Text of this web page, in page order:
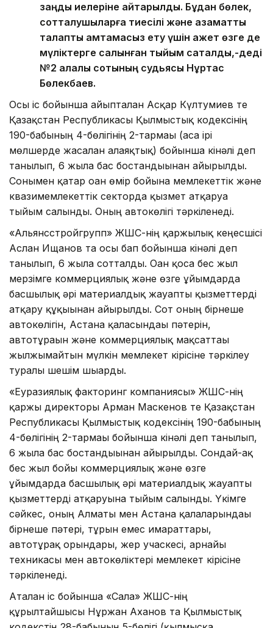
заңды иелеріне қайтарылды. Бұдан бөлек,
сотталушыларға тиесілі және азаматтық
талапты қамтамасыз ету үшін қажет өзге де
мүліктерге салынған тыйым сақталды,-деді
№2 қалалық сотының судьясы Нұртас
Бөлекбаев.
Осы іс бойынша айыпталған Асқар Күлтумиев те
Қазақстан Республикасы Қылмыстық кодексінің
190-бабының 4-бөлігінің 2-тармағы (аса ірі
мөлшерде жасалған алаяқтық) бойынша кінәлі деп
танылып, 6 жылға бас бостандығынан айырылды.
Сонымен қатар оған өмір бойына мемлекеттік және
квазимемлекеттік секторда қызмет атқаруға
тыйым салынды. Оның автокөлігі тәркіленеді.
«Альянсстройгрупп» ЖШС-нің қаржылық кеңесшісі
Аслан Ищанов та осы бап бойынша кінәлі деп
танылып, 6 жылға сотталды. Оған қоса бес жыл
мерзімге коммерциялық және өзге ұйымдарда
басшылық әрі материалдық жауапты қызметтерді
атқару құқығынан айырылды. Сот оның бірнеше
автокөлігін, Астана қаласындағы пәтерін,
автотұрағын және коммерциялық мақсаттағы
жылжымайтын мүлкін мемлекет кірісіне тәркілеу
туралы шешім шығарды.
«Еуразиялық факторинг компаниясы» ЖШС-нің
қаржы директоры Арман Маскенов те Қазақстан
Республикасы Қылмыстық кодексінің 190-бабының
4-бөлігінің 2-тармағы бойынша кінәлі деп танылып,
6 жылға бас бостандығынан айырылды. Сондай-ақ
бес жыл бойы коммерциялық және өзге
ұйымдарда басшылық әрі материалдық жауапты
қызметтерді атқаруына тыйым салынды. Үкімге
сәйкес, оның Алматы мен Астана қалаларындағы
бірнеше пәтері, тұрғын емес ғимараттары,
автотұрақ орындары, жер учаскесі, арнайы
техникасы мен автокөліктері мемлекет кірісіне
тәркіленеді.
Аталған іс бойынша «Сала» ЖШС-нің
құрылтайшысы Нұржан Аханов та Қылмыстық